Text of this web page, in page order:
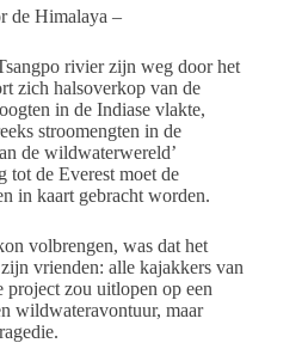
de Himalaya –
rivier zijn weg door het
zich halsoverkop van de
in de Indiase vlakte,
stroomengten in de
de wildwaterwereld’
tot de Everest moet de
in kaart gebracht worden.
volbrengen, was dat het
vrienden: alle kajakkers van
zou uitlopen op een
wildwateravontuur, maar